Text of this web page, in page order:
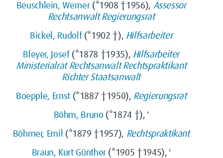
Beuschlein, Werner(*1908 †1956), Assessor
Rechtsanwalt Regierungsrat
Bickel, Rudolf(*1902 †), Hilfsarbeiter
Bleyer, Josef(*1878 †1935), Hilfsarbeiter
Ministerialrat Rechtsanwalt Rechtspraktikant
Richter Staatsanwalt
Boepple, Ernst(*1887 †1950), Regierungsrat
Böhm, Bruno (*1874 †), '
Böhmer, Emil (*1879 †1957), Rechtspraktikant
Braun, Kurt Günther(*1905 †1945), '